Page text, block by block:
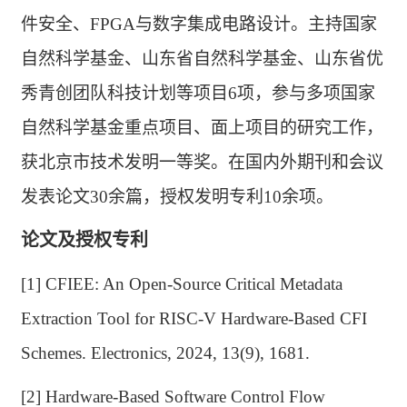
件安全、FPGA与数字集成电路设计。主持国家
自然科学基金、山东省自然科学基金、山东省优
秀青创团队科技计划等项目6项，参与多项国家
自然科学基金重点项目、面上项目的研究工作，
获北京市技术发明一等奖。在国内外期刊和会议
发表论文30余篇，授权发明专利 10余项。
论文及授权专利
[1] CFIEE: An Open-Source Critical Metadata
Extraction Tool for RISC-V Hardware-Based CFI
Schemes. Electronics, 2024, 13(9), 1681.
[2] Hardware-Based Software Control Flow